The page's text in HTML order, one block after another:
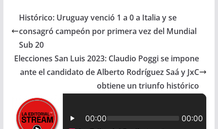
e
b
o
k
t
A
i
r
Histórico: Uruguay venció 1 a 0 a Italia y se
consagró campeón por primera vez del Mundial
Sub 20
Elecciones San Luis 2023: Claudio Poggi se impone
ante el candidato de Alberto Rodríguez Saá y JxC
obtiene un triunfo histórico